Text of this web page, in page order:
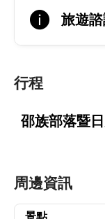
旅遊
行程
邵族部落暨
周邊資訊
景點